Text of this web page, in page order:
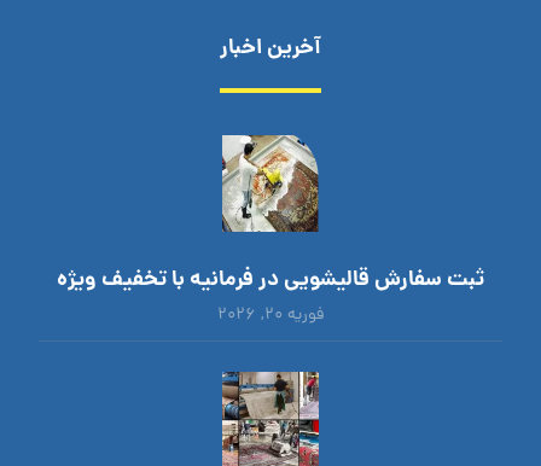
آخرین اخبار
ثبت سفارش قالیشویی در فرمانیه با تخفیف ویژه
فوریه ۲۰, ۲۰۲۶